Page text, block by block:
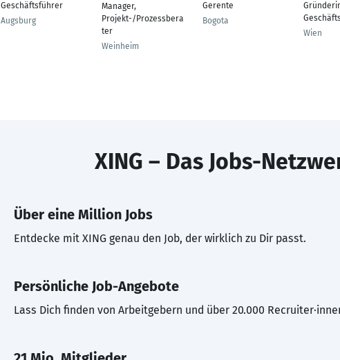
Geschäftsführer
Augsburg
Manager,
Projekt-/Prozessbera
ter
Weinheim
Gerente
Bogota
Wien
XING – Das Jobs-
Über eine Million Jobs
Entdecke mit XING genau den Job, der wirklich zu Dir passt.
Persönliche Job-Angebote
Lass Dich finden von Arbeitgebern und über 20.000